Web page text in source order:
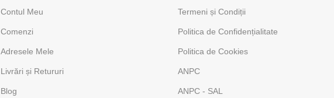
Contul Meu
Comenzi
Adresele Mele
Livrări și Retururi
Blog
Termeni și Condiții
Politica de Confidențialitate
Politica de Cookies
ANPC
ANPC - SAL